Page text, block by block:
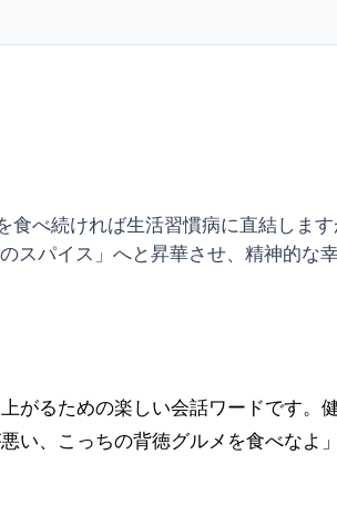
べ続ければ生活習慣病に直結しま
パイス」へと昇華させ、精神的な
るための楽しい会話ワードです。
、こっちの背徳グルメを食べなよ